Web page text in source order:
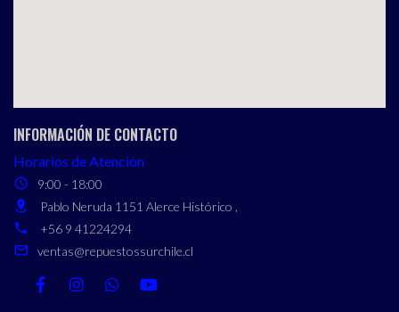
INFORMACIÓN DE CONTACTO
Horarios de Atención
9:00 - 18:00
Pablo Neruda 1151 Alerce Histórico ,
+56 9 41224294
ventas@repuestossurchile.cl